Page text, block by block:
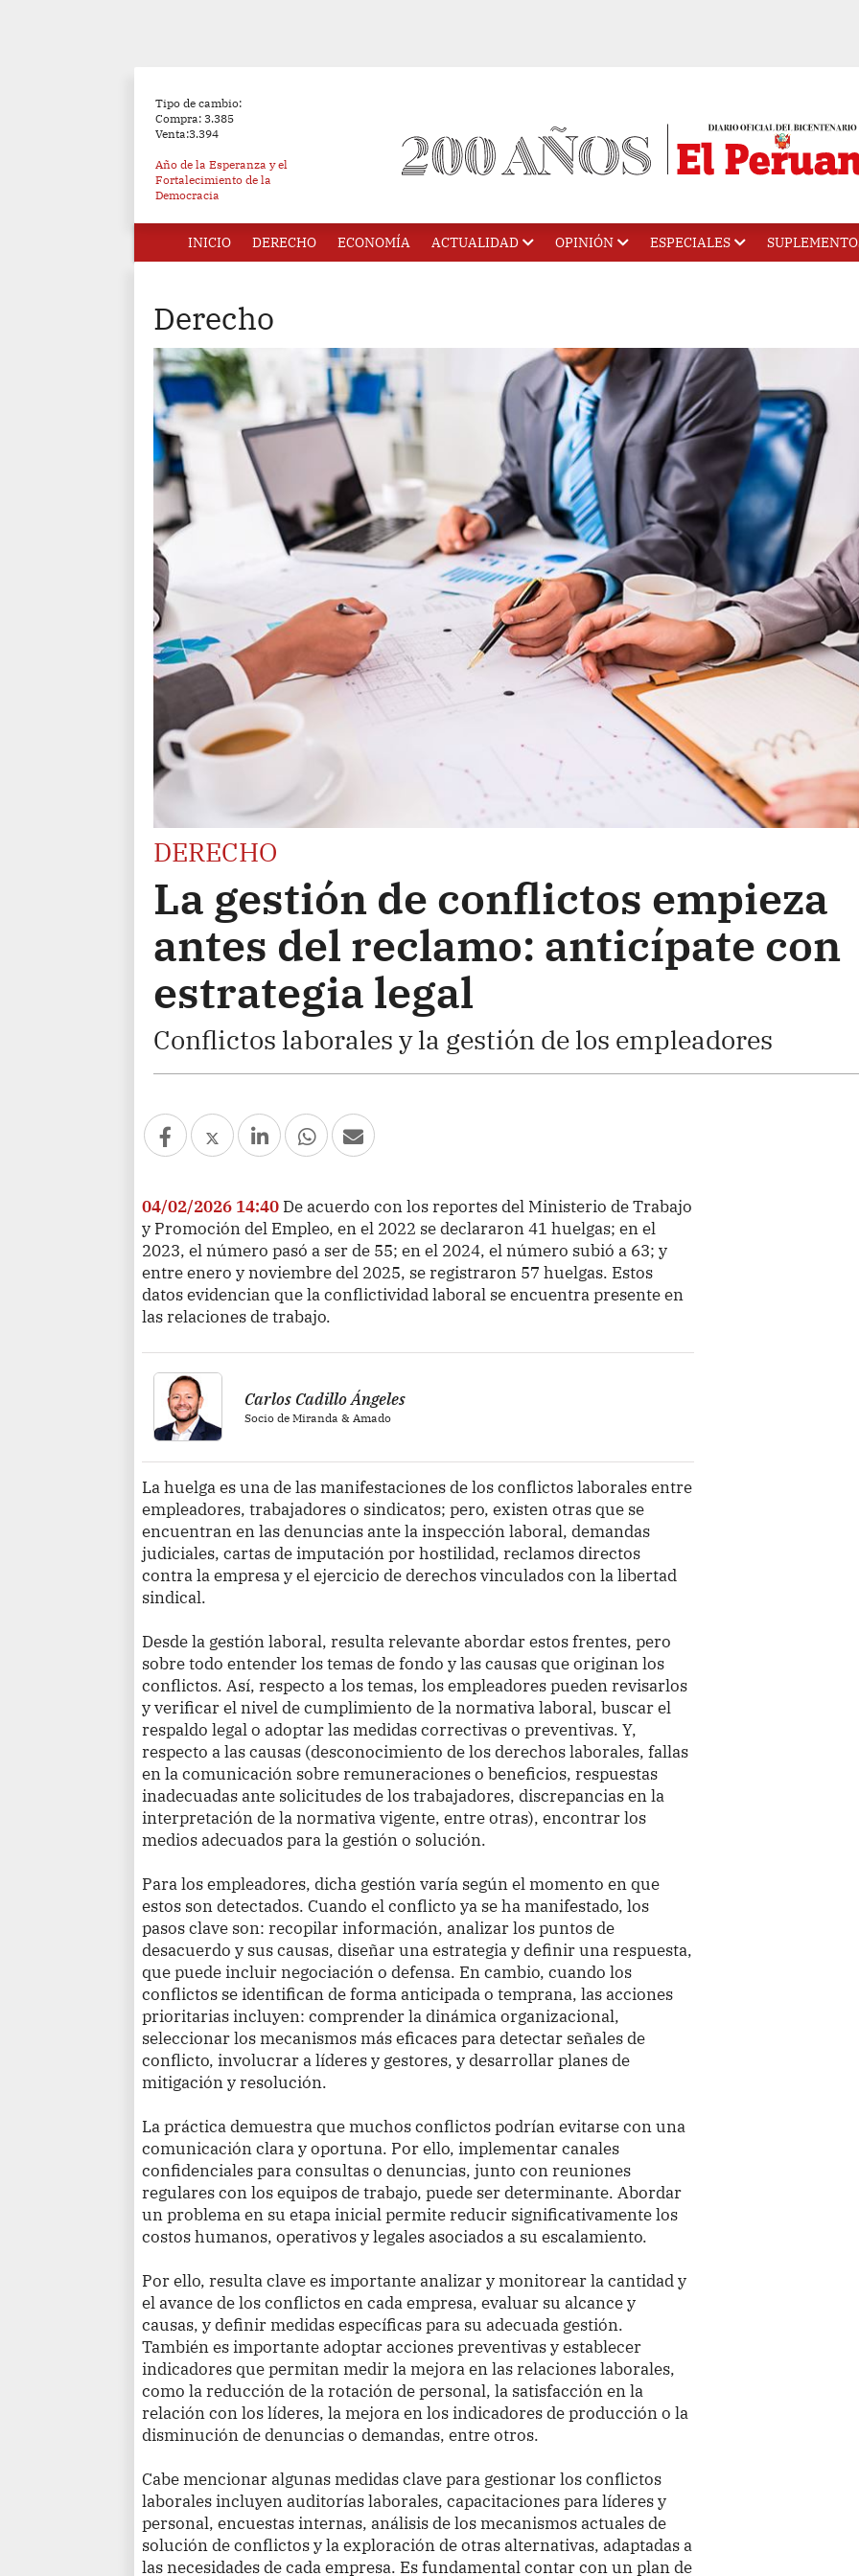
Tipo de cambio:
Compra: 3.385
Venta:3.394
Año de la Esperanza y el
Fortalecimiento de la
Democracia
INICIO DERECHO ECONOMÍA ACTUALIDAD OPINIÓN ESPECIALES
Derecho
DERECHO
La gestión de conflictos empieza
antes del reclamo: anticípate con
estrategia legal
Conflictos laborales y la gestión de los empleadores
04/02/2026 14:40 De acuerdo con los reportes del Ministerio de Trabajo
y Promoción del Empleo, en el 2022 se declararon 41 huelgas; en el
2023, el número pasó a ser de 55; en el 2024, el número subió a 63; y
entre enero y noviembre del 2025, se registraron 57 huelgas. Estos
datos evidencian que la conflictividad laboral se encuentra presente en
las relaciones de trabajo.
Carlos Cadillo Ángeles
Socio de Miranda & Amado
La huelga es una de las manifestaciones de los conflictos laborales entre
empleadores, trabajadores o sindicatos; pero, existen otras que se
encuentran en las denuncias ante la inspección laboral, demandas
judiciales, cartas de imputación por hostilidad, reclamos directos
contra la empresa y el ejercicio de derechos vinculados con la libertad
sindical.
Desde la gestión laboral, resulta relevante abordar estos frentes, pero
sobre todo entender los temas de fondo y las causas que originan los
conflictos. Así, respecto a los temas, los empleadores pueden revisarlos
y verificar el nivel de cumplimiento de la normativa laboral, buscar el
respaldo legal o adoptar las medidas correctivas o preventivas. Y,
respecto a las causas (desconocimiento de los derechos laborales, fallas
en la comunicación sobre remuneraciones o beneficios, respuestas
inadecuadas ante solicitudes de los trabajadores, discrepancias en la
interpretación de la normativa vigente, entre otras), encontrar los
medios adecuados para la gestión o solución.
Para los empleadores, dicha gestión varía según el momento en que
estos son detectados. Cuando el conflicto ya se ha manifestado, los
pasos clave son: recopilar información, analizar los puntos de
desacuerdo y sus causas, diseñar una estrategia y definir una respuesta,
que puede incluir negociación o defensa. En cambio, cuando los
conflictos se identifican de forma anticipada o temprana, las acciones
prioritarias incluyen: comprender la dinámica organizacional,
seleccionar los mecanismos más eficaces para detectar señales de
conflicto, involucrar a líderes y gestores, y desarrollar planes de
mitigación y resolución.
La práctica demuestra que muchos conflictos podrían evitarse con una
comunicación clara y oportuna. Por ello, implementar canales
confidenciales para consultas o denuncias, junto con reuniones
regulares con los equipos de trabajo, puede ser determinante. Abordar
un problema en su etapa inicial permite reducir significativamente los
costos humanos, operativos y legales asociados a su escalamiento.
Por ello, resulta clave es importante analizar y monitorear la cantidad y
el avance de los conflictos en cada empresa, evaluar su alcance y
causas, y definir medidas específicas para su adecuada gestión.
También es importante adoptar acciones preventivas y establecer
indicadores que permitan medir la mejora en las relaciones laborales,
como la reducción de la rotación de personal, la satisfacción en la
relación con los líderes, la mejora en los indicadores de producción o la
disminución de denuncias o demandas, entre otros.
Cabe mencionar algunas medidas clave para gestionar los conflictos
laborales incluyen auditorías laborales, capacitaciones para líderes y
personal, encuestas internas, análisis de los mecanismos actuales de
solución de conflictos y la exploración de otras alternativas, adaptadas a
las necesidades de cada empresa. Es fundamental contar con un plan de